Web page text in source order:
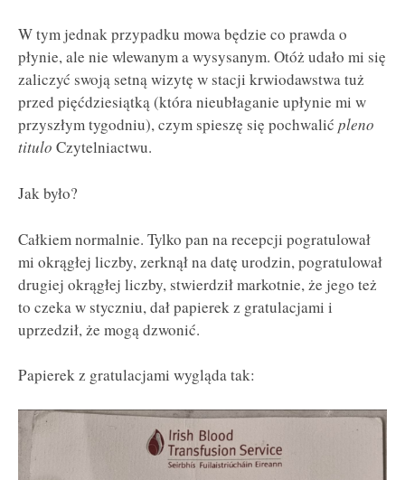
W tym jednak przypadku mowa będzie co prawda o
płynie, ale nie wlewanym a wysysanym. Otóż udało mi się
zaliczyć swoją setną wizytę w stacji krwiodawstwa tuż
przed pięćdziesiątką (która nieubłaganie upłynie mi w
przyszłym tygodniu), czym spieszę się pochwalić pleno
titulo Czytelniactwu.
Jak było?
Całkiem normalnie. Tylko pan na recepcji pogratulował
mi okrągłej liczby, zerknął na datę urodzin, pogratulował
drugiej okrągłej liczby, stwierdził markotnie, że jego też
to czeka w styczniu, dał papierek z gratulacjami i
uprzedził, że mogą dzwonić.
Papierek z gratulacjami wygląda tak: